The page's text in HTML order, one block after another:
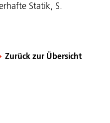
Statik, S.
Zurück zur Übersicht